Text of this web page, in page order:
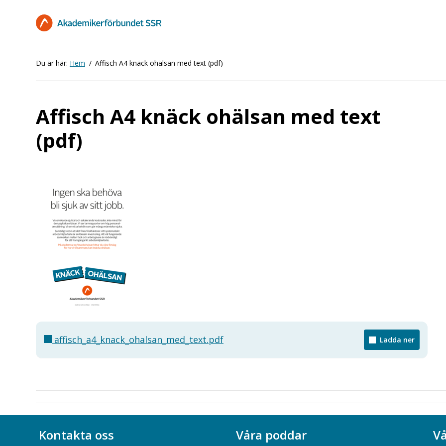
Du är här: Hem Affisch A4 knäck ohälsan med text (pdf)
Affisch A4 knäck ohälsan med text
(pdf)
affisch_a4_knack_ohalsan_med_text.pdf Ladda ner
Kontakta oss Våra poddar